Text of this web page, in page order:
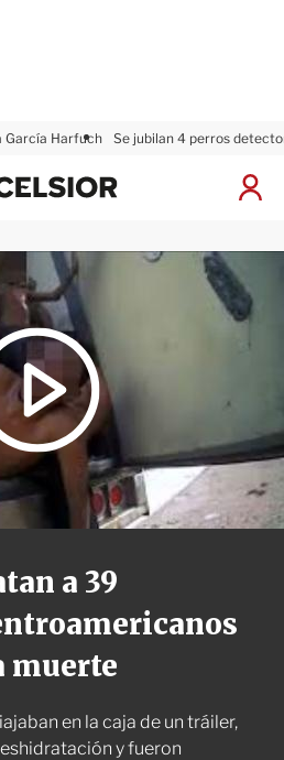
García Harfuch Se jubilan 4 perros
I
c
a
r
n
x
l
a 39
muerte
en la caja de un tráiler,
y fueron